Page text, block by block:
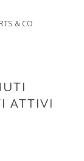
& CO
ATTIVI